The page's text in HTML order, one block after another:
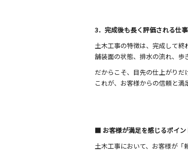
3．完成後も長く評価される仕
土木工事の特徴は、完成して終
舗装面の状態、排水の流れ、歩
だからこそ、目先の仕上がりだ
これが、お客様からの信頼と満
■ お客様が満足を感じるポイン
土木工事において、お客様が「